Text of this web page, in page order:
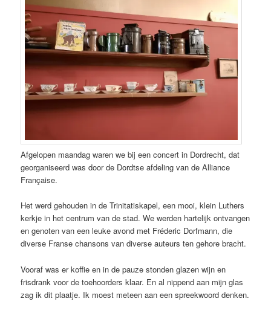
Afgelopen maandag waren we bij een concert in Dordrecht, dat
georganiseerd was door de Dordtse afdeling van de Alliance
Française.
Het werd gehouden in de Trinitatiskapel, een mooi, klein Luthers
kerkje in het centrum van de stad. We werden hartelijk ontvangen
en genoten van een leuke avond met Fréderic Dorfmann, die
diverse Franse chansons van diverse auteurs ten gehore bracht.
Vooraf was er koffie en in de pauze stonden glazen wijn en
frisdrank voor de toehoorders klaar. En al nippend aan mijn glas
zag ik dit plaatje. Ik moest meteen aan een spreekwoord denken.